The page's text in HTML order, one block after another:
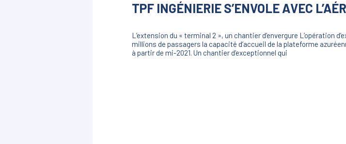
TPF INGÉNIERIE S’ENVOLE AVEC
L’extension du « terminal 2 », un chantier d’envergure L’opération
millions de passagers la capacité d’accueil de la plateforme
à partir de mi-2021. Un chantier d’exceptionnel qui